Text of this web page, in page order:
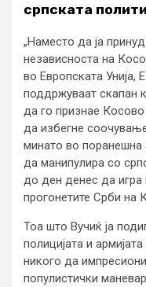
српската
„Наместо да ја
независноста на
во Европската Унија,
поддржуваат скапан
да го признае
да избегне
минато во поранешна
да манипулира со
до ден денес да игра
прогонетите Срби на
Тоа што Вучиќ ја
полицијата и
никого да
популистички